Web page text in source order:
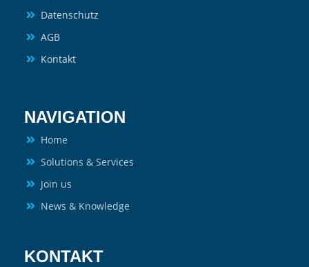
Datenschutz
AGB
Kontakt
NAVIGATION
Home
Solutions & Services
Join us
News & Knowledge
KONTAKT